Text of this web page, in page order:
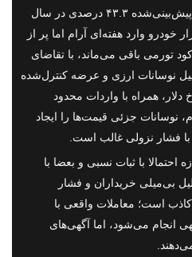
در حالی که اقتصاد ایران با تورم پیش‌بینی‌شده ۴۳.۳ درصدی در سال
خودرو وارد هفته‌ای آرام اما پر از
تورمی باقی می‌ماند، با تقاضای
نوسانات ارزی و عرضه کنترل‌شده
همراه با واردات محدود
جزئی قیمت‌ها را ایجاد
فشار نزولی غالب است.
با ثبات نسبی و بعضا با
بی‌میلی خریداران و فشار
است؛ معاملات واقعی با
می‌شود، اما آگهی‌های